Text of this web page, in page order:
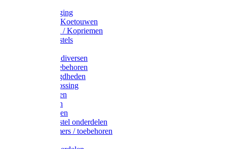
Uierverzorging
Halsters & Koetouwen
Halsriemen / Kopriemen
Koerugborstels
Koe / Stier diversen
Melkers toebehoren
Stalbenodigdheden
Kalververlossing
Stierenringen
Onthoornen
Kalverflessen
Koerugborstel onderdelen
Kalveremmers / toebehoren